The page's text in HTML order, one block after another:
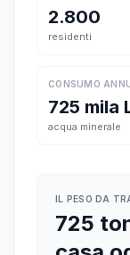
2.800
residenti
CONSUMO
725 mila
acqua minerale
IL PESO DA
725